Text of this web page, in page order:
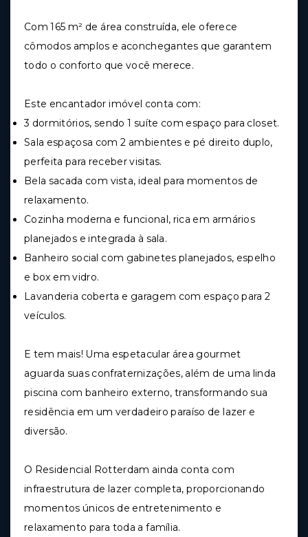
Com 165 m² de área construída, ele oferece
cômodos amplos e aconchegantes que garantem
todo o conforto que você merece.
Este encantador imóvel conta com:
3 dormitórios, sendo 1 suíte com espaço para closet.
Sala espaçosa com 2 ambientes e pé direito duplo,
perfeita para receber visitas.
Bela sacada com vista, ideal para momentos de
relaxamento.
Cozinha moderna e funcional, rica em armários
planejados e integrada à sala.
Banheiro social com gabinetes planejados, espelho
e box em vidro.
Lavanderia coberta e garagem com espaço para 2
veículos.
E tem mais! Uma espetacular área gourmet
aguarda suas confraternizações, além de uma linda
piscina com banheiro externo, transformando sua
residência em um verdadeiro paraíso de lazer e
diversão.
O Residencial Rotterdam ainda conta com
infraestrutura de lazer completa, proporcionando
momentos únicos de entretenimento e
relaxamento para toda a família.